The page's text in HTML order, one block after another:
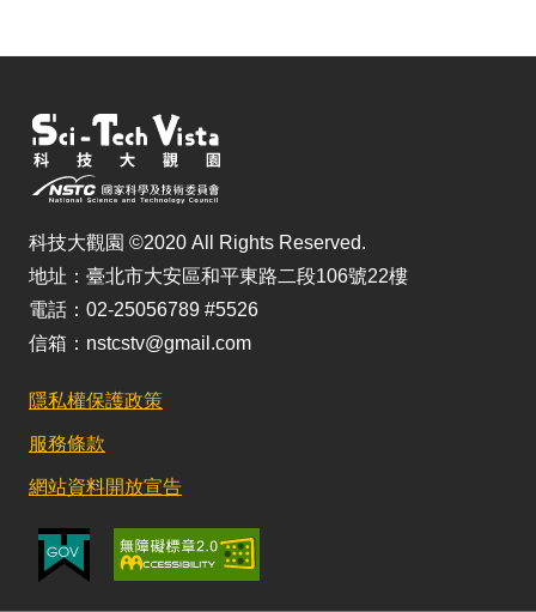
科技大觀園 ©2020 All Rights Reserved.
地址：臺北市大安區和平東路二段106號22樓
電話：02-25056789 #5526
信箱：nstcstv@gmail.com
隱私權保護政策
服務條款
網站資料開放宣告